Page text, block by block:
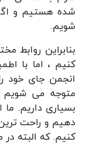
شده هستیم و
شویم.
بنابراین روابط
کنیم ، اما با
انجمن جای خود
متوجه می شویم
بسیاری داریم. ما
دهیم و راحت ترین
کنیم. که البته در